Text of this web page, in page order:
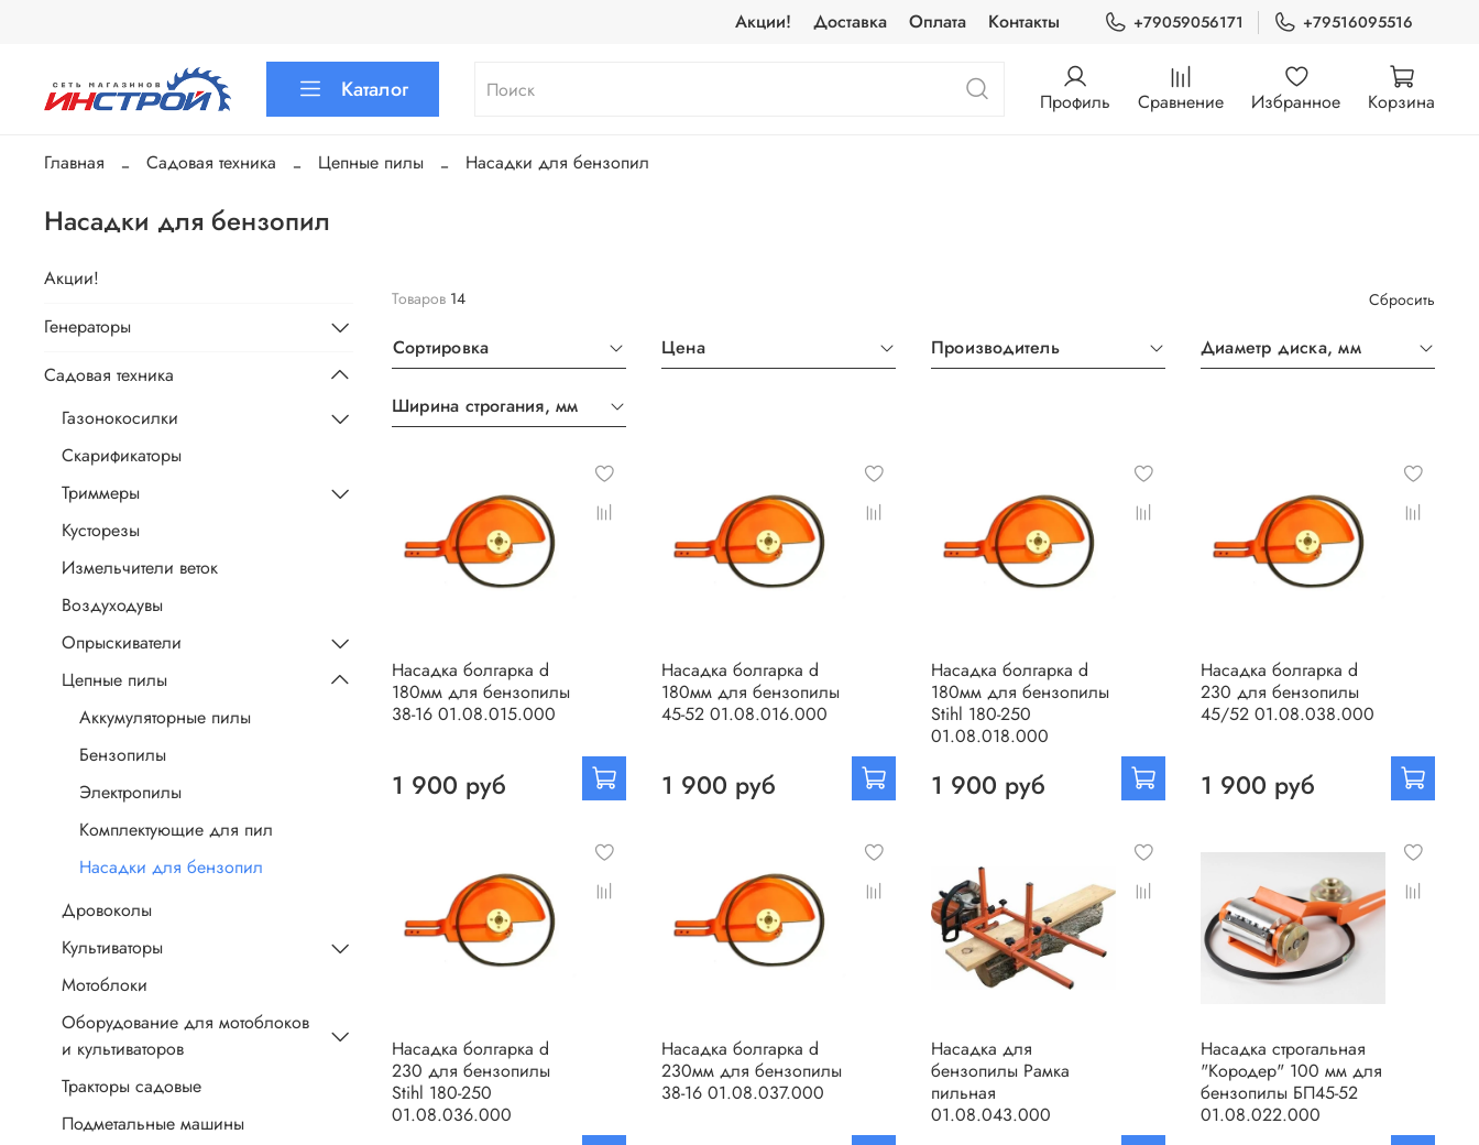
Акции! Доставка Оплата Контакты +79059056171 +79516095516
Каталог Профиль Сравнение Избранное Корзина
Главная Садовая техника Цепные пилы Насадки для бензопил
Насадки для бензопил
Товаров 14 Сбросить
Сортировка Цена Производитель Диаметр диска, мм
Ширина строгания, мм
Насадка болгарка d
180мм для бензопилы
38-16 01.08.015.000
1 900 руб
Насадка болгарка d
180мм для бензопилы
45-52 01.08.016.000
1 900 руб
Насадка болгарка d
180мм для бензопилы
Stihl 180-250
01.08.018.000
1 900 руб
Насадка болгарка d
230 для бензопилы
45/52 01.08.038.000
1 900 руб
Насадка болгарка d
230 для бензопилы
Stihl 180-250
01.08.036.000
Насадка болгарка d
230мм для бензопилы
38-16 01.08.037.000
Насадка для
бензопилы Рамка
пильная
01.08.043.000
Насадка строгальная
"Кородер" 100 мм для
бензопилы БП45-52
01.08.022.000
Акции!
Генераторы
Садовая техника
Газонокосилки
Скарификаторы
Триммеры
Кусторезы
Измельчители веток
Воздуходувы
Опрыскиватели
Цепные пилы
Аккумуляторные пилы
Бензопилы
Электропилы
Комплектующие для пил
Насадки для бензопил
Дровоколы
Культиваторы
Мотоблоки
Оборудование для мотоблоков
и культиваторов
Тракторы садовые
Подметальные машины